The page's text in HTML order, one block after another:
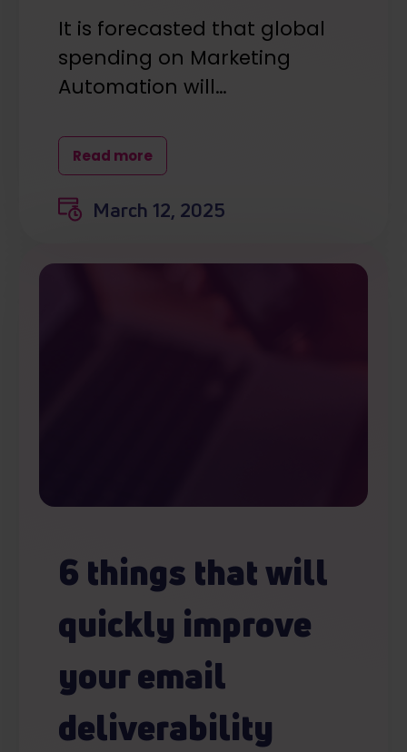
It is forecasted that global
spending on Marketing
Automation will…
Read more
March 12, 2025
6 things that will
quickly improve
your email
deliverability